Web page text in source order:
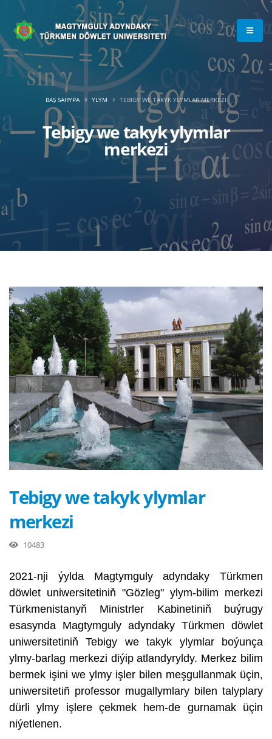
Tebigy we takyk ylymlar
merkezi
BAŞ SAHYPA YLYM TEBIGY WE TAKYK YLYMLAR MERKEZI
Tebigy we takyk ylymlar
merkezi
10483
2021-nji ýylda Magtymguly adyndaky Türkmen
döwlet uniwersitetiniň "Gözleg" ylym-bilim merkezi
Türkmenistanyň Ministrler Kabinetiniň buýrugy
esasynda Magtymguly adyndaky Türkmen döwlet
uniwersitetiniň Tebigy we takyk ylymlar boýunça
ylmy-barlag merkezi diýip atlandyryldy. Merkez bilim
bermek işini we ylmy işler bilen meşgullanmak üçin,
uniwersitetiñ professor mugallymlary bilen talyplary
dürli ylmy işlere çekmek hem-de gurnamak üçin
niýetlenen.